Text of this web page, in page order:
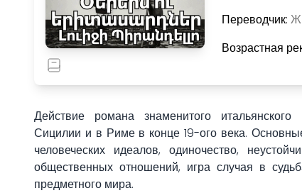
Переводчик:
Возрастная
Действие романа знаменитого
Сицилии и в Риме в конце 19-ого века.
человеческих идеалов, одиночество,
общественных отношений, игра случая в
предметного мира.